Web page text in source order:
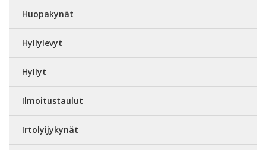
Huopakynät
Hyllylevyt
Hyllyt
Ilmoitustaulut
Irtolyijykynät